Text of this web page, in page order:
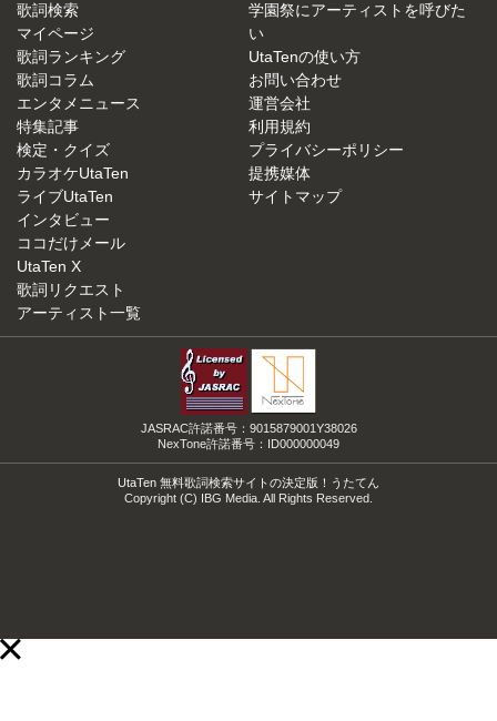
歌詞検索
マイページ
歌詞ランキング
歌詞コラム
エンタメニュース
特集記事
検定・クイズ
カラオケUtaTen
ライブUtaTen
インタビュー
ココだけメール
UtaTen X
歌詞リクエスト
アーティスト一覧
学園祭にアーティストを呼びた
い
UtaTenの使い方
お問い合わせ
運営会社
利用規約
プライバシーポリシー
提携媒体
サイトマップ
JASRAC許諾番号：9015879001Y38026
NexTone許諾番号：ID000000049
UtaTen 無料歌詞検索サイトの決定版！うたてん
Copyright (C) IBG Media. All Rights Reserved.